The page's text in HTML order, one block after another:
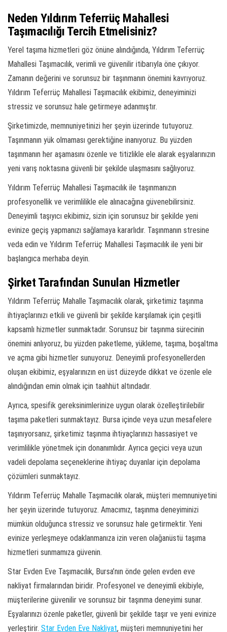
Neden Yıldırım Teferrüç Mahallesi
Taşımacılığı Tercih Etmelisiniz?
Yerel taşıma hizmetleri göz önüne alındığında, Yıldırım Teferrüç
Mahallesi Taşımacılık, verimli ve güvenilir itibarıyla öne çıkıyor.
Zamanın değerini ve sorunsuz bir taşınmanın önemini kavrıyoruz.
Yıldırım Teferrüç Mahallesi Taşımacılık ekibimiz, deneyiminizi
stressiz ve sorunsuz hale getirmeye adanmıştır.
Şirketimizde, memnuniyetinizi her şeyin üzerinde tutuyoruz.
Taşınmanın yük olmaması gerektiğine inanıyoruz. Bu yüzden
taşınmanın her aşamasını özenle ve titizlikle ele alarak eşyalarınızın
yeni varış noktasına güvenli bir şekilde ulaşmasını sağlıyoruz.
Yıldırım Teferrüç Mahallesi Taşımacılık ile taşınmanızın
profesyonellik ve verimlilikle ele alınacağına güvenebilirsiniz.
Deneyimli taşıyıcı ekibimiz, sizin için sorunsuz bir şekilde yeni
evinize geçiş yapmanızı sağlamaya kararlıdır. Taşınmanın stresine
veda edin ve Yıldırım Teferrüç Mahallesi Taşımacılık ile yeni bir
başlangıca merhaba deyin.
Şirket Tarafından Sunulan Hizmetler
Yıldırım Teferrüç Mahalle Taşımacılık olarak, şirketimiz taşınma
ihtiyaçlarınızı etkili ve güvenli bir şekilde karşılamak için çeşitli
kapsamlı hizmetler sunmaktadır. Sorunsuz bir taşınma sürecinin
önemini anlıyoruz, bu yüzden paketleme, yükleme, taşıma, boşaltma
ve açma gibi hizmetler sunuyoruz. Deneyimli profesyonellerden
oluşan ekibimiz, eşyalarınızın en üst düzeyde dikkat ve özenle ele
alındığından emin olmak için taahhüt altındadır.
Ayrıca, spesifik gereksinimlerinize uygun olarak özelleştirilebilir
taşıma paketleri sunmaktayız. Bursa içinde veya uzun mesafelere
taşınıyorsanız, şirketimiz taşınma ihtiyaçlarınızı hassasiyet ve
verimlilikle yönetmek için donanımlıdır. Ayrıca geçici veya uzun
vadeli depolama seçeneklerine ihtiyaç duyanlar için depolama
çözümleri sunmaktayız.
Yıldırım Teferrüç Mahalle Taşımacılık olarak, müşteri memnuniyetini
her şeyin üzerinde tutuyoruz. Amacımız, taşınma deneyiminizi
mümkün olduğunca stressiz ve sorunsuz hale getirmektir. Yeni
evinize yerleşmeye odaklanmanıza izin veren olağanüstü taşıma
hizmetleri sunmamıza güvenin.
Star Evden Eve Taşımacılık, Bursa’nın önde gelen evden eve
nakliyat firmalarından biridir. Profesyonel ve deneyimli ekibiyle,
müşterilerine güvenilir ve sorunsuz bir taşınma deneyimi sunar.
Eşyalarınızı özenle paketler, güvenli bir şekilde taşır ve yeni evinize
yerleştirir. Star Evden Eve Nakliyat, müşteri memnuniyetini her